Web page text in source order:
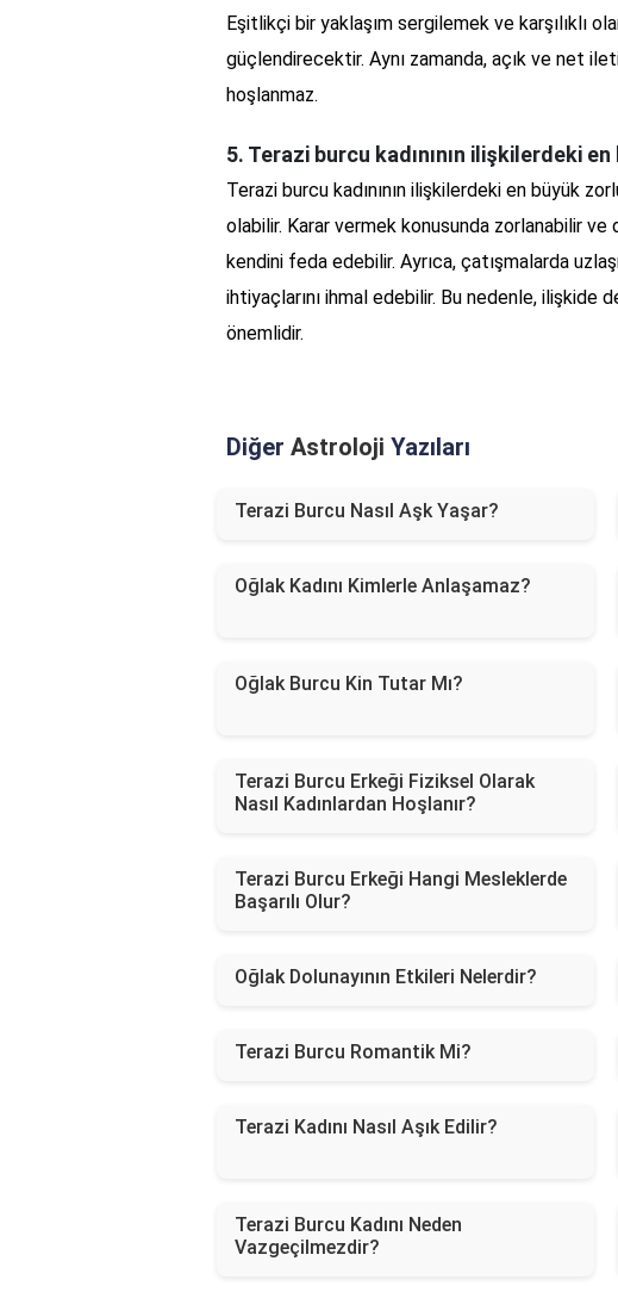
Eşitlikçi bir yaklaşım sergilemek ve karşılıklı
güçlendirecektir. Aynı zamanda, açık ve net
hoşlanmaz.
5. Terazi burcu kadınının ilişkilerdeki
Terazi burcu kadınının ilişkilerdeki en büyük
olabilir. Karar vermek konusunda zorlanabilir
kendini feda edebilir. Ayrıca, çatışmalarda
ihtiyaçlarını ihmal edebilir. Bu nedenle, ilişkide
önemlidir.
Diğer Astroloji Yazıları
Terazi Burcu Nasıl Aşk Yaşar?
Oğlak Kadını Kimlerle Anlaşamaz?
Oğlak Burcu Kin Tutar Mı?
Terazi Burcu Erkeği Fiziksel Olarak
Nasıl Kadınlardan Hoşlanır?
Terazi Burcu Erkeği Hangi Mesleklerde
Başarılı Olur?
Oğlak Dolunayının Etkileri Nelerdir?
Terazi Burcu Romantik Mi?
Terazi Kadını Nasıl Aşık Edilir?
Terazi Burcu Kadını Neden
Vazgeçilmezdir?